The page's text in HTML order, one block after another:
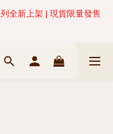
後1-5個工作天內(不含例
全新上架 | 現貨限量發售
後1-5個工作天內(不含例